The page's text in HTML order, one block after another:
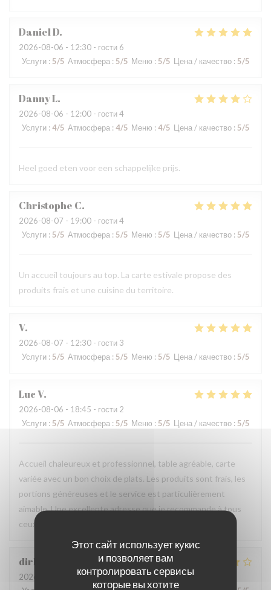
Этот сайт использует кукис
и позволяет вам
контролировать сервисы
которые вы хотите
DanielD
2026-08-06 - 12:30 - гости 6
Услуги : 5/5 Атмосфера : 5/5 Меню : 5/5 Цена / качество : 5/5
DannyL
2026-08-06 - 12:00 - гости 4
Услуги : 4/5 Атмосфера : 4/5 Меню : 4/5 Цена / качество : 5/5
Heel goed eten voor een schappelijke prijs.
Christophe C
2026-08-07 - 19:00 - гости 4
Услуги : 5/5 Атмосфера : 5/5 Меню : 5/5 Цена / качество : 5/5
Un accueil toujours au top. La carte estivale propose des
produits frais et une cuisine du territoire.
V
2026-08-07 - 12:30 - гости 3
Услуги : 5/5 Атмосфера : 5/5 Меню : 5/5 Цена / качество : 5/5
LucV
2026-08-06 - 18:45 - гости 2
Услуги : 5/5 Атмосфера : 5/5 Меню : 5/5 Цена / качество : 5/5
Accueil chaleureux et professionnel, table agréable, carte
variée avec un bon choix de plats. Les produits sont frais, les
portions généreuses et le service est particulièrement
aimable. Une excellente adresse que je recommande à tous
ceux qui sont de passage dans la région.
dirk
2026-08-06
- 19:00 - гости 2